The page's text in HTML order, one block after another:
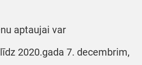
aptaujai var
2020.gada 7. decembrim,